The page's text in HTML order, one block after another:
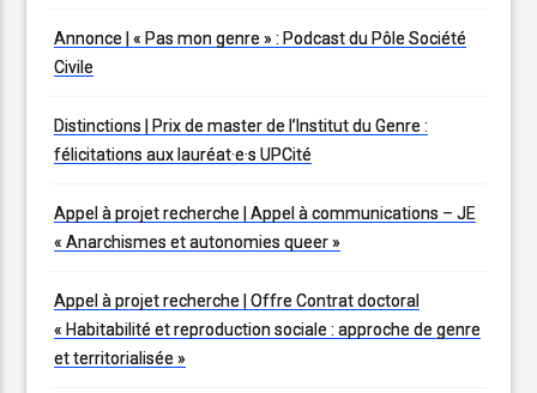
Annonce | « Pas mon genre » : Podcast du Pôle Société
Civile
Distinctions | Prix de master de l’Institut du Genre :
félicitations aux lauréat·e·s UPCité
Appel à projet recherche | Appel à communications – JE
« Anarchismes et autonomies queer »
Appel à projet recherche | Offre Contrat doctoral
« Habitabilité et reproduction sociale : approche de genre
et territorialisée »